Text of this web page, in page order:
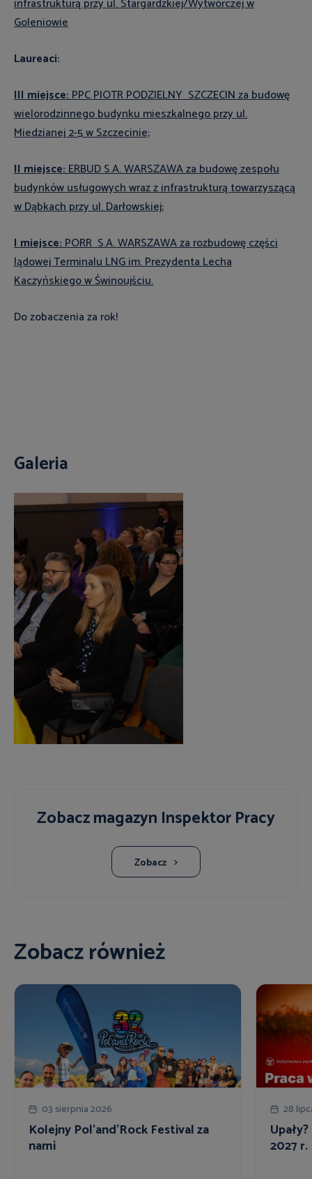
Goleniowie
Laureaci:
IIImiejsce:PPC PIOTR PODZIELNY SZCZECIN za budowę
wielorodzinnego budynku mieszkalnego przy ul.
Miedzianej 2-5 w Szczecinie;
II miejsce:ERBUD S.A. WARSZAWA za budowę zespołu
budynków usługowych wraz z infrastrukturą towarzyszącą
w Dąbkach przy ul. Darłowskiej;
I miejsce:PORR S.A. WARSZAWA za rozbudowę części
lądowej Terminalu LNG im. Prezydenta Lecha
Kaczyńskiego w Świnoujściu.
Do zobaczenia za rok!
Galeria
WSTECZ
Zobacz magazyn Inspektor Pracy
Zobacz
Zobacz również
03 sierpnia 2026
Kolejny Pol'and'Rock Festival za
nami
28
2027 r.